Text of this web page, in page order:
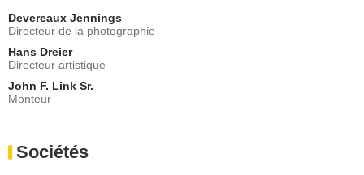
Devereaux Jennings
Directeur de la photographie
Hans Dreier
Directeur artistique
John F. Link Sr.
Monteur
Sociétés